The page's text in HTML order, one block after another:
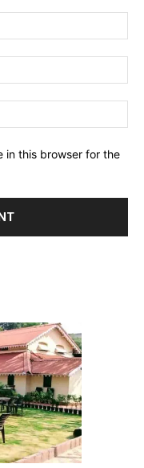
in this browser for the